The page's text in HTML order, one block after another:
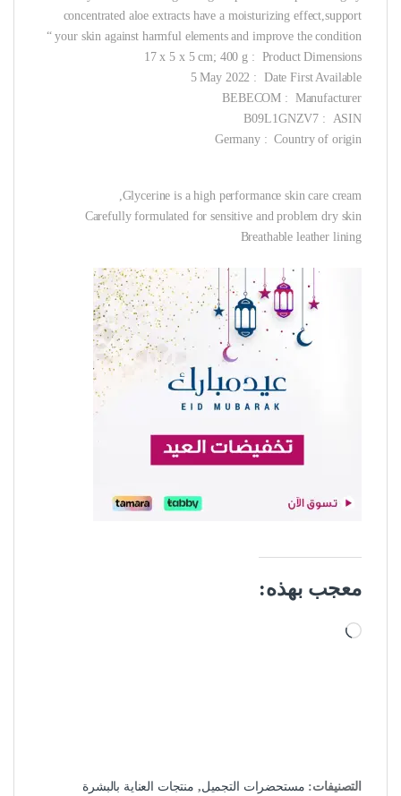
concentrated aloe extracts have a moisturizing effect,support
your skin against harmful elements and improve the condition “
Product Dimensions ‏ : ‎ 17 x 5 x 5 cm; 400 g
Date First Available ‏ : ‎ 5 May 2022
Manufacturer ‏ : ‎ BEBECOM
ASIN ‏ : ‎ B09L1GNZV7
Country of origin ‏ : ‎ Germany
Glycerine is a high performance skin care cream,
Carefully formulated for sensitive and problem dry skin
Breathable leather lining
معجب بهذه:
جاري التحميل…
التصنيفات: مستحضرات التجميل, منتجات العناية بالبشرة